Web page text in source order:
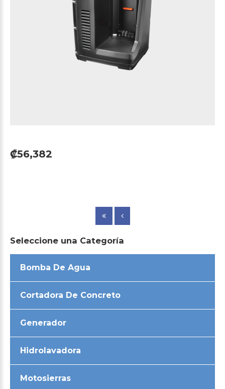
₡56,382
Seleccione una Categoría
Bomba De Agua
Cortadora De Concreto
Generador
Hidrolavadora
Motosierras